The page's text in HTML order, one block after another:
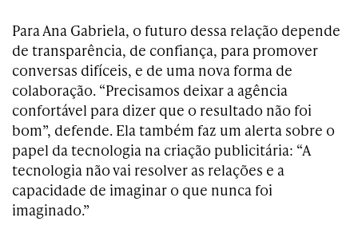
Para Ana Gabriela, o futuro dessa relação depende
de transparência, de confiança, para promover
conversas difíceis, e de uma nova forma de
colaboração. “Precisamos deixar a agência
confortável para dizer que o resultado não foi
bom”, defende. Ela também faz um alerta sobre o
papel da tecnologia na criação publicitária: “A
tecnologia não vai resolver as relações e a
capacidade de imaginar o que nunca foi
imaginado.”